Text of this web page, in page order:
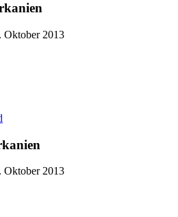
Oktober 2013
Oktober 2013